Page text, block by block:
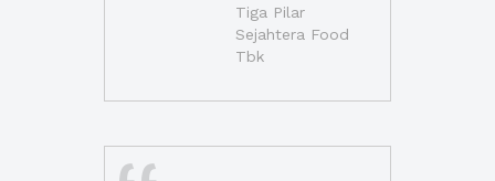
Tiga Pilar
Sejahtera Food
Tbk